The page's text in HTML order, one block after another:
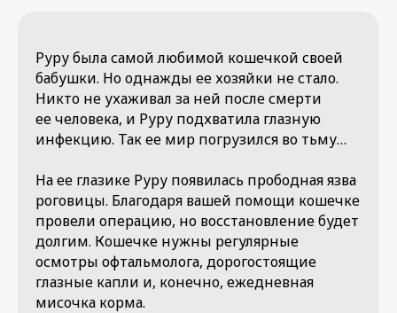
Руру была самой любимой кошечкой своей
бабушки. Но однажды ее хозяйки не стало.
Никто не ухаживал за ней после смерти
ее человека, и Руру подхватила глазную
инфекцию. Так ее мир погрузился во тьму…
На ее глазике Руру появилась прободная язва
роговицы. Благодаря вашей помощи кошечке
провели операцию, но восстановление будет
долгим. Кошечке нужны регулярные
осмотры офтальмолога, дорогостоящие
глазные капли и, конечно, ежедневная
мисочка корма.